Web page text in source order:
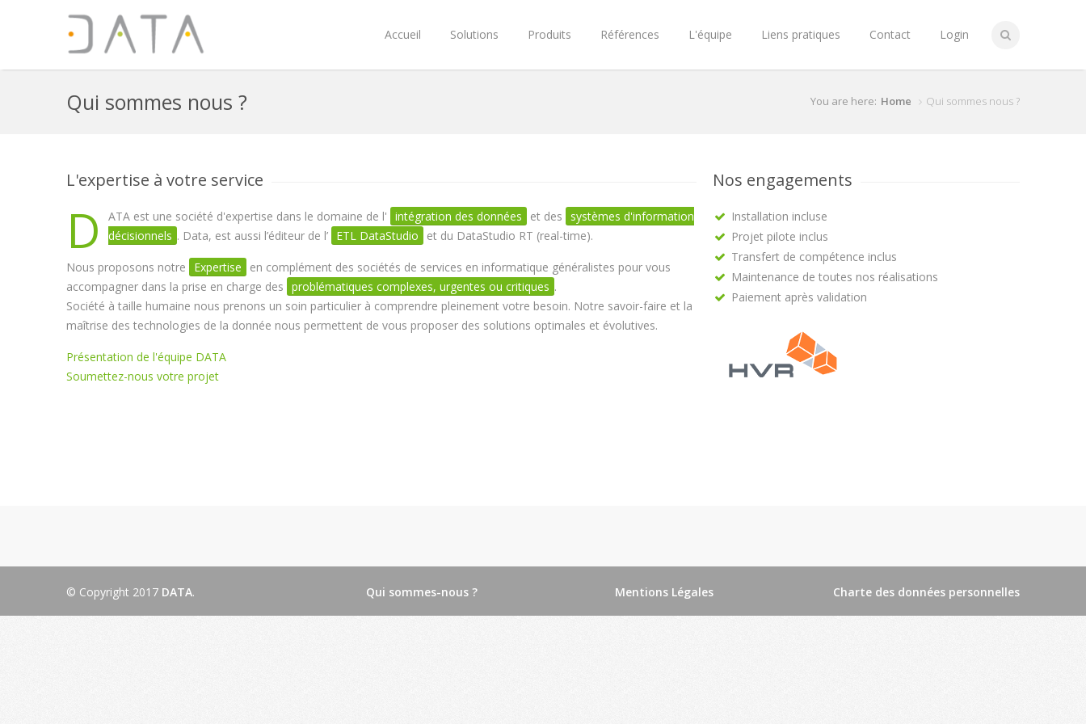
Accueil Solutions Produits Références L'équipe Liens pratiques Contact Login
Qui sommes nous ? You are here: Home Qui sommes nous ?
L'expertise à votre service
D ATA est une société d'expertise dans le domaine de l' intégration des données et des
systèmes d'information
décisionnels . Data, est aussi l’éditeur de l’ ETL DataStudio et du DataStudio RT (real-time).
Nous proposons notre Expertise
en complément des sociétés de services en informatique généralistes pour vous
accompagner dans la prise en charge des problématiques complexes, urgentes ou critiques .
Société à taille humaine nous prenons un soin particulier à comprendre pleinement votre besoin. Notre savoir-faire et la
maîtrise des technologies de la donnée nous permettent de vous proposer des solutions optimales et évolutives.
Présentation de l'équipe DATA
Soumettez-nous votre projet
Nos engagements
Installation incluse
Projet pilote inclus
Transfert de compétence inclus
Maintenance de toutes nos réalisations
Paiement après validation
© Copyright 2017 DATA. Qui sommes-nous ? Mentions Légales Charte des données personnelles